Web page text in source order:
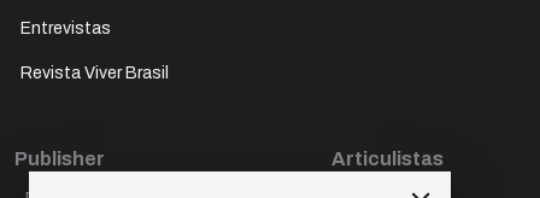
Entrevistas
Revista Viver Brasil
Publisher
Articulistas